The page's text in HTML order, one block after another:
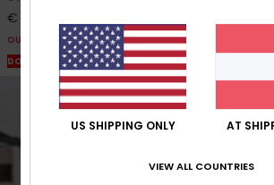
€ 9,45
OUTLET
DOPPELTER RABATT EXTRA 25 %
US SHIPPING ONLY AT
VIEW ALL COUNTRIES